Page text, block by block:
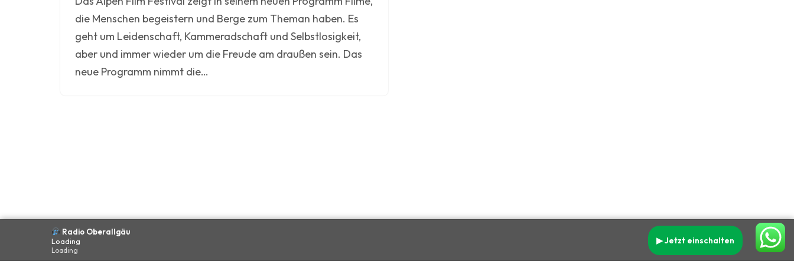
die Menschen begeistern und Berge zum Theman haben. Es
geht um Leidenschaft, Kammeradschaft und Selbstlosigkeit,
aber und immer wieder um die Freude am draußen sein. Das
neue Programm nimmt die…
Radio Oberallgäu
Loading
Loading
▶ Jetzt einschalten
©Radio Oberallgäu · by Datenschutz Impressum